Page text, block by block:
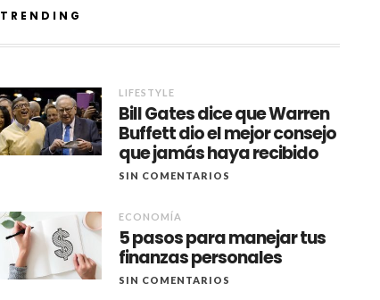
TRENDING
LIFESTYLE
Bill Gates dice que Warren
Buffett dio el mejor consejo
que jamás haya recibido
SIN COMENTARIOS
ECONOMÍA
5 pasos para manejar tus
finanzas personales
SIN COMENTARIOS